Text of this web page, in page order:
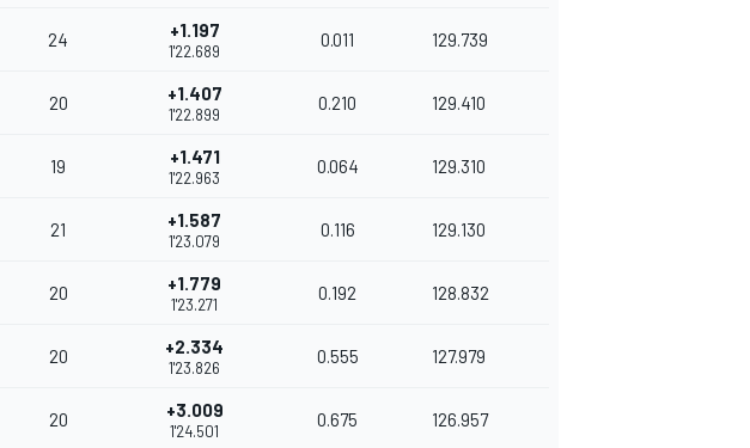
24 +1.197
1'22.689
0.011 129.739
20 +1.407
1'22.899
0.210 129.410
19 +1.471
1'22.963
0.064 129.310
21 +1.587
1'23.079
0.116 129.130
20 +1.779
1'23.271
0.192 128.832
20 +2.334
1'23.826
0.555 127.979
20 +3.009
1'24.501
0.675 126.957